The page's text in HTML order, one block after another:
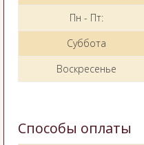
Пн - Пт:
Суббота
Воскресенье
Способы оплаты